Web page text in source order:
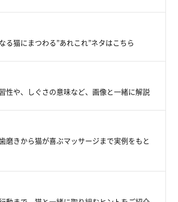
る猫にまつわる”あれこれ”ネタはこちら
性や、しぐさの意味など、画像と一緒に解説
磨きから猫が喜ぶマッサージまで実例をもと